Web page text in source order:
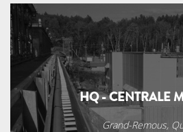
HQ - CENTRALE
Grand-Remous,